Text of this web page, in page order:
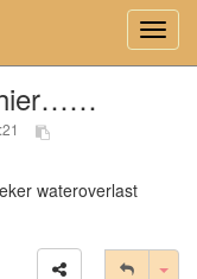
hier……
wateroverlast